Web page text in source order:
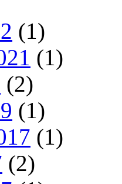
(1)
(1)
(2)
(1)
(1)
(2)